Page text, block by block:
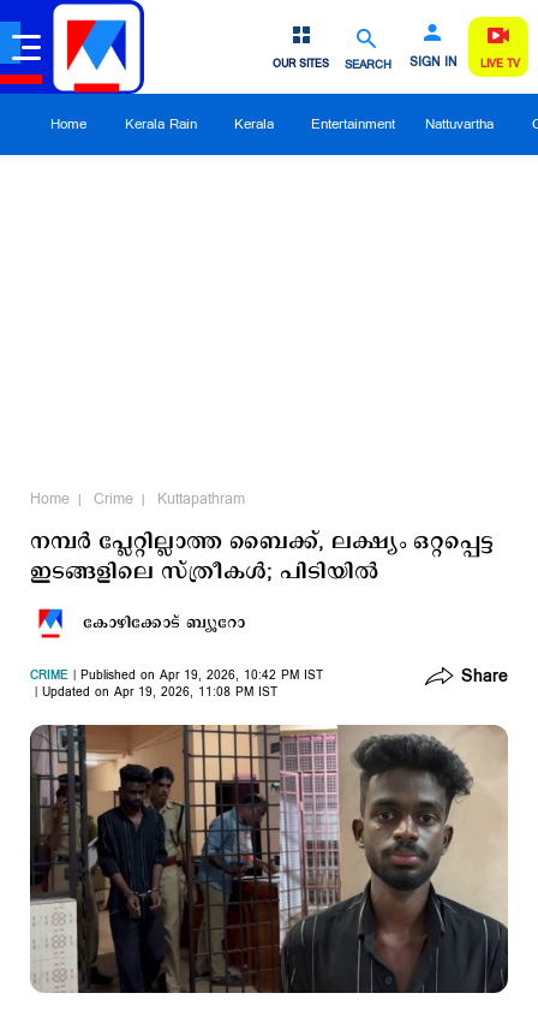
SEARCH SIGN IN
OUR SITES LIVE TV
Home Kerala Rain Kerala Entertainment Nattuvartha
Home Crime Kuttapathram
നമ്പർ പ്ലേറ്റില്ലാത്ത ബൈക്ക്, ലക്ഷ്യം ഒറ്റപ്പെട്ട
ഇടങ്ങളിലെ സ്ത്രീകൾ; പിടിയില്‍
കോഴിക്കോട് ബ്യൂറോ
CRIME
Published on Apr 19, 2026, 10:42 PM IST
Updated on Apr 19, 2026, 11:08 PM IST
Share